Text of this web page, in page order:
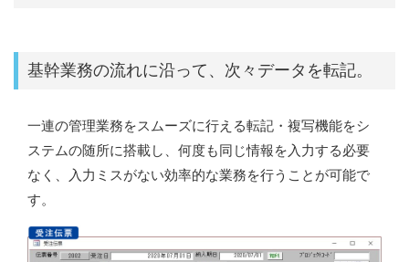
基幹業務の流れに沿って、次々データを転記。
一連の管理業務をスムーズに行える転記・複写機能をシ
ステムの随所に搭載し、何度も同じ情報を入力する必要
なく、入力ミスがない効率的な業務を行うことが可能で
す。